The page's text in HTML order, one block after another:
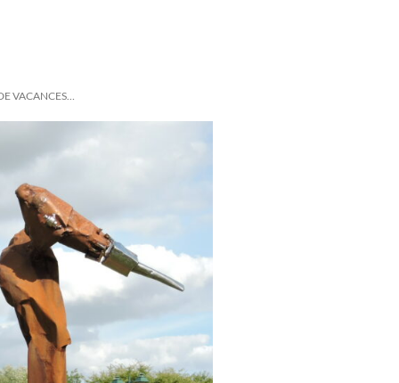
VACANCES…